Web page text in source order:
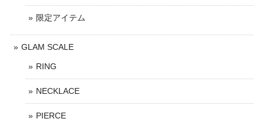
限定アイテム
GLAM SCALE
RING
NECKLACE
PIERCE